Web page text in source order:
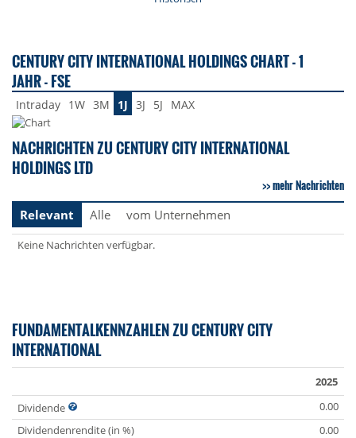
CENTURY CITY INTERNATIONAL HOLDINGS CHART - 1
JAHR - FSE
Intraday 1W 3M 1J 3J 5J MAX
NACHRICHTEN ZU CENTURY CITY INTERNATIONAL
HOLDINGS LTD
mehr Nachrichten
Relevant
Alle vom Unternehmen
Keine Nachrichten verfügbar.
FUNDAMENTALKENNZAHLEN ZU CENTURY CITY
INTERNATIONAL
2025
Dividende
0.00
Dividendenrendite (in %)
0.00